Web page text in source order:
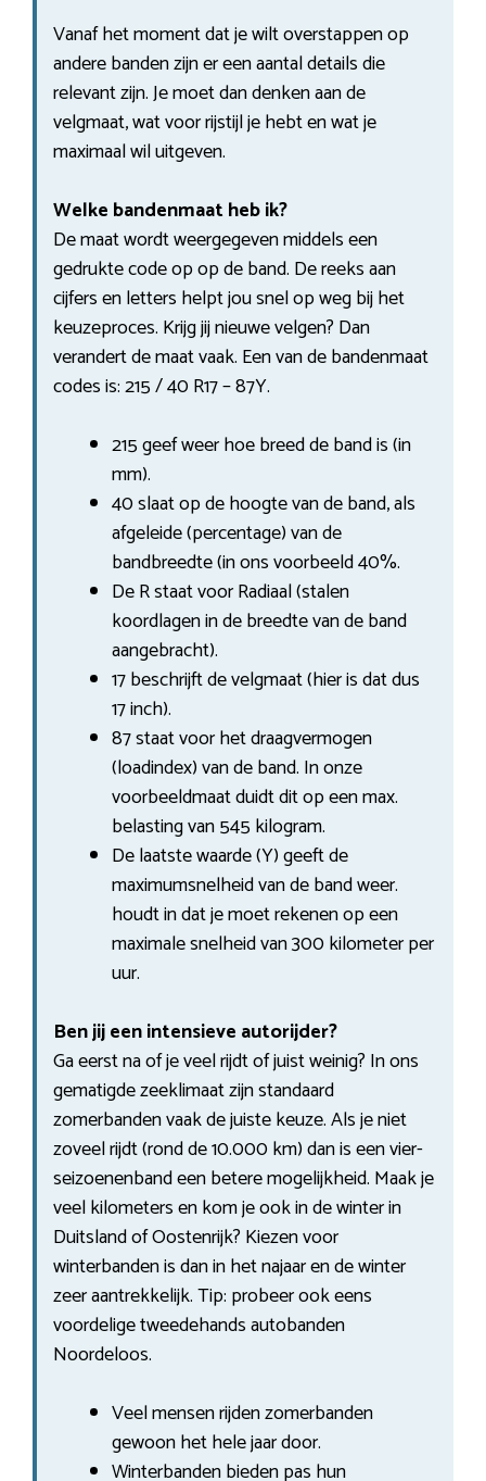
Vanaf het moment dat je wilt overstappen op
andere banden zijn er een aantal details die
relevant zijn. Je moet dan denken aan de
velgmaat, wat voor rijstijl je hebt en wat je
maximaal wil uitgeven.
Welke bandenmaat heb ik?
De maat wordt weergegeven middels een
gedrukte code op op de band. De reeks aan
cijfers en letters helpt jou snel op weg bij het
keuzeproces. Krijg jij nieuwe velgen? Dan
verandert de maat vaak. Een van de bandenmaat
codes is: 215 / 40 R17 – 87Y.
215 geef weer hoe breed de band is (in
mm).
40 slaat op de hoogte van de band, als
afgeleide (percentage) van de
bandbreedte (in ons voorbeeld 40%.
De R staat voor Radiaal (stalen
koordlagen in de breedte van de band
aangebracht).
17 beschrijft de velgmaat (hier is dat dus
17 inch).
87 staat voor het draagvermogen
(loadindex) van de band. In onze
voorbeeldmaat duidt dit op een max.
belasting van 545 kilogram.
De laatste waarde (Y) geeft de
maximumsnelheid van de band weer.
houdt in dat je moet rekenen op een
maximale snelheid van 300 kilometer per
uur.
Ben jij een intensieve autorijder?
Ga eerst na of je veel rijdt of juist weinig? In ons
gematigde zeeklimaat zijn standaard
zomerbanden vaak de juiste keuze. Als je niet
zoveel rijdt (rond de 10.000 km) dan is een vier-
seizoenenband een betere mogelijkheid. Maak je
veel kilometers en kom je ook in de winter in
Duitsland of Oostenrijk? Kiezen voor
winterbanden is dan in het najaar en de winter
zeer aantrekkelijk. Tip: probeer ook eens
voordelige tweedehands autobanden
Noordeloos.
Veel mensen rijden zomerbanden
gewoon het hele jaar door.
Winterbanden bieden pas hun